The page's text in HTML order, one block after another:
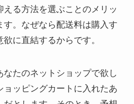
える方法を選ぶことのメリッ
す。なぜなら配送料は購入す
に直結するからです。
たのネットショップで欲し
ョッピングカートに入れたあ